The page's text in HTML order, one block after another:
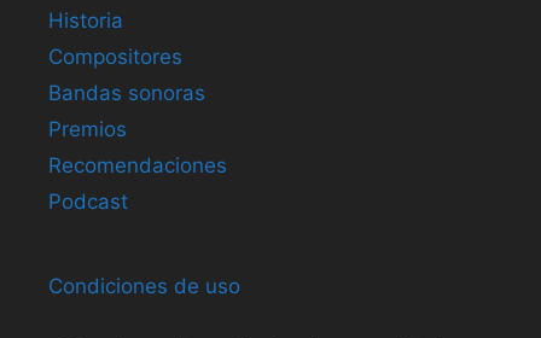
Historia
Compositores
Bandas sonoras
Premios
Recomendaciones
Podcast
Condiciones de uso